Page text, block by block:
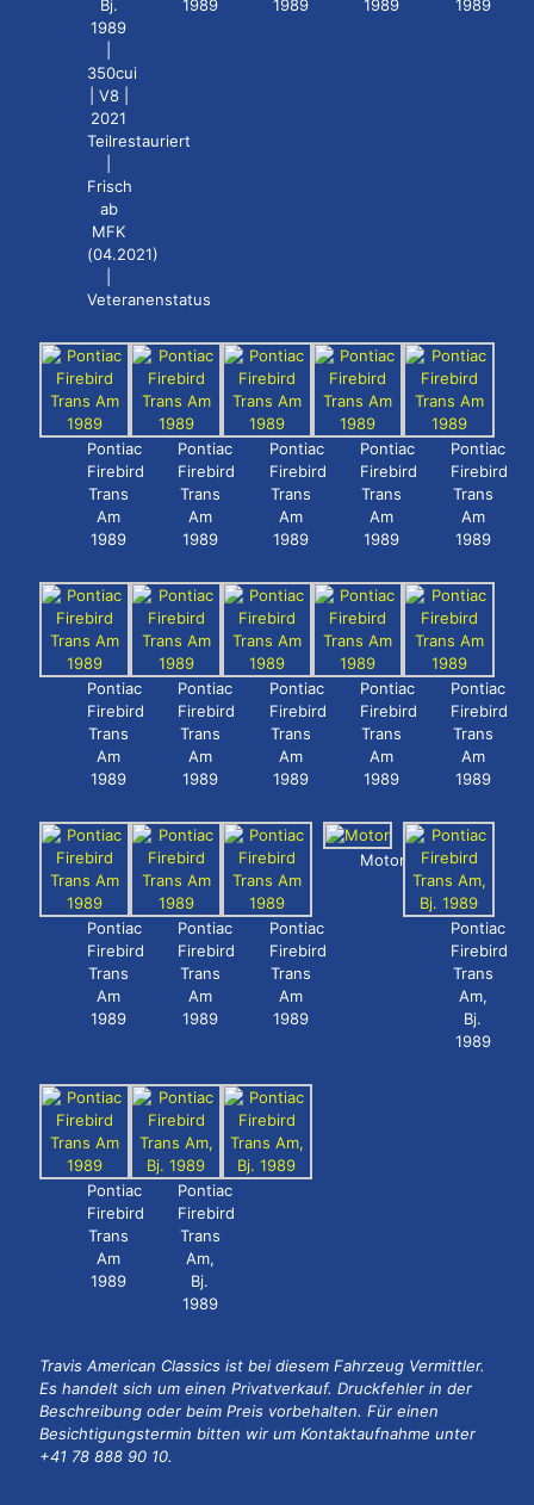
Bj.
1989
350cui
| V8 |
2021
Teilrestauriert
Frisch
ab
MFK
(04.2021)
Veteranenstatus
1989 1989 1989 1989
Pontiac
Firebird
Trans
Am
1989
Pontiac
Firebird
Trans
Am
1989
Pontiac
Firebird
Trans
Am
1989
Pontiac
Firebird
Trans
Am
1989
Pontiac
Firebird
Trans
Am
1989
Pontiac
Firebird
Trans
Am
1989
Pontiac
Firebird
Trans
Am
1989
Pontiac
Firebird
Trans
Am
1989
Pontiac
Firebird
Trans
Am
1989
Pontiac
Firebird
Trans
Am
1989
Pontiac
Firebird
Trans
Am
1989
Pontiac
Firebird
Trans
Am
1989
Pontiac
Firebird
Trans
Am
1989
Motor
Pontiac
Firebird
Trans
Am,
Bj.
1989
Pontiac
Firebird
Trans
Am
1989
Pontiac
Firebird
Trans
Am,
Bj.
1989
Travis American Classics ist bei diesem Fahrzeug Vermittler.
Es handelt sich um einen Privatverkauf. Druckfehler in der
Beschreibung oder beim Preis vorbehalten. Für einen
Besichtigungstermin bitten wir um Kontaktaufnahme unter
+41 78 888 90 10.